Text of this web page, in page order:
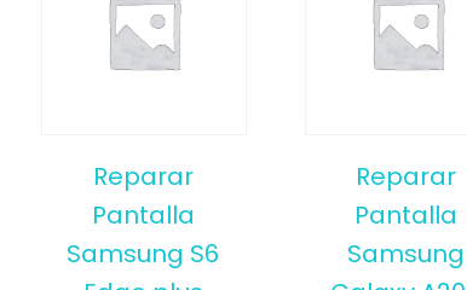
Reparar
Pantalla
Samsung S6
Reparar
Pantalla
Samsung